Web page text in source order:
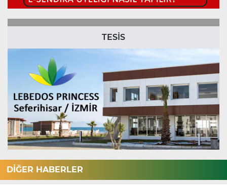
TESİS
DİĞER HABERLER